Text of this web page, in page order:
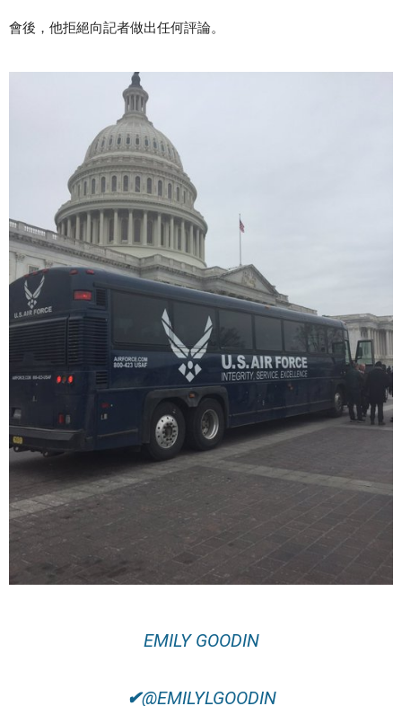
會後，他拒絕向記者做出任何評論。
EMILY GOODIN
✔@EMILYLGOODIN